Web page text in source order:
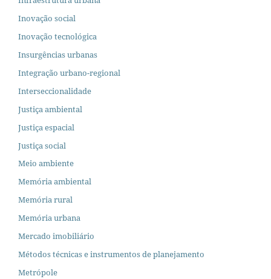
Inovação social
Inovação tecnológica
Insurgências urbanas
Integração urbano-regional
Interseccionalidade
Justiça ambiental
Justiça espacial
Justiça social
Meio ambiente
Memória ambiental
Memória rural
Memória urbana
Mercado imobiliário
Métodos técnicas e instrumentos de planejamento
Metrópole